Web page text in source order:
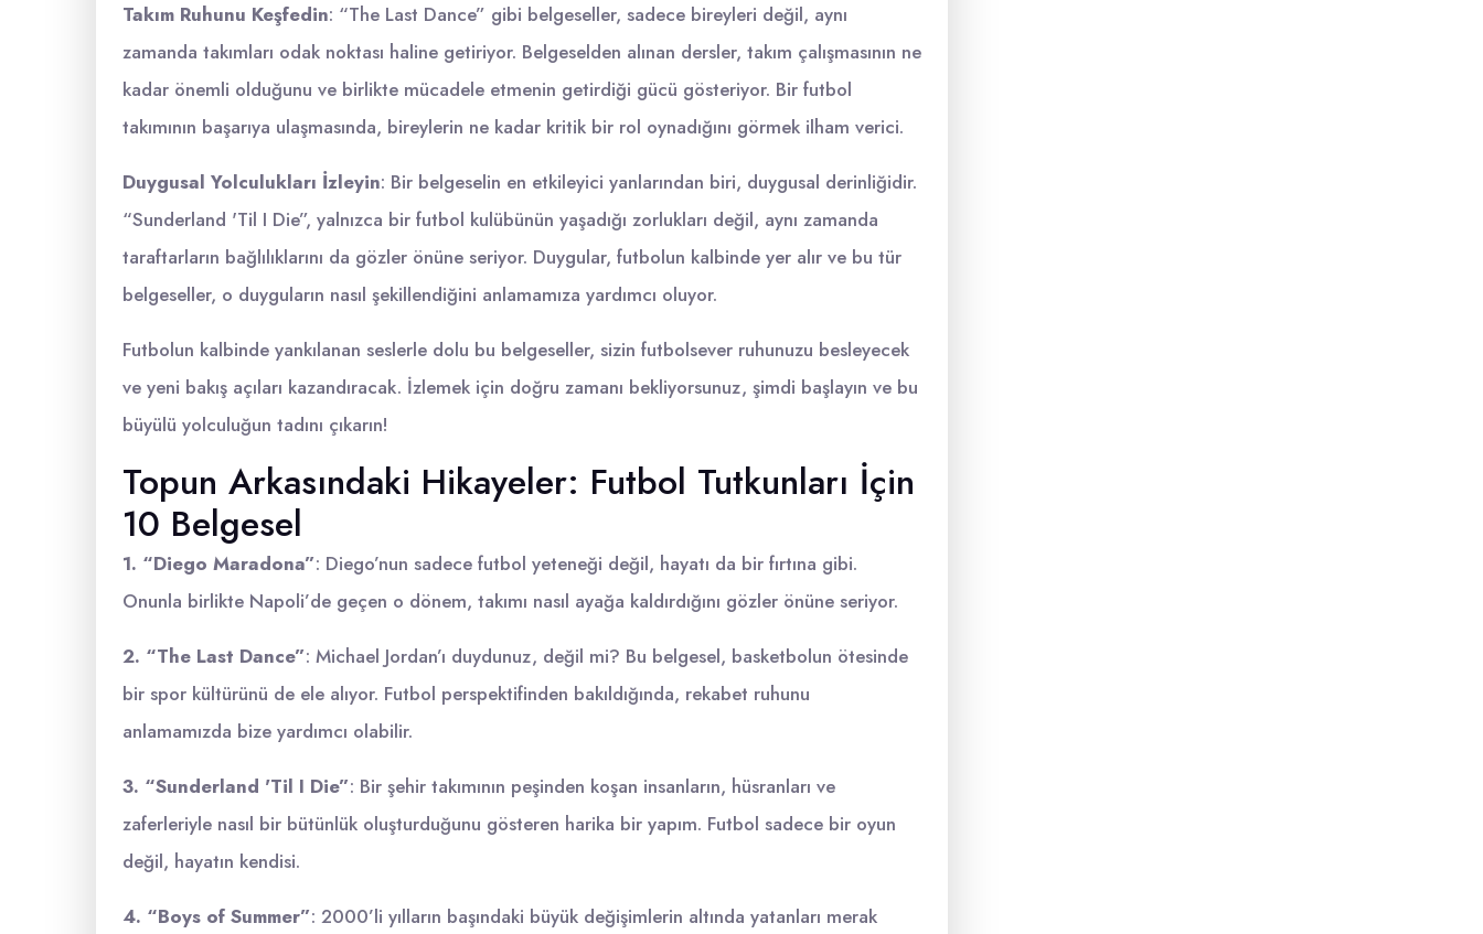
Takım Ruhunu Keşfedin: “The Last Dance” gibi belgeseller, sadece bireyleri değil, aynı
zamanda takımları odak noktası haline getiriyor. Belgeselden alınan dersler, takım çalışmasının ne
kadar önemli olduğunu ve birlikte mücadele etmenin getirdiği gücü gösteriyor. Bir futbol
takımının başarıya ulaşmasında, bireylerin ne kadar kritik bir rol oynadığını görmek ilham verici.
Duygusal Yolculukları İzleyin: Bir belgeselin en etkileyici yanlarından biri, duygusal derinliğidir.
“Sunderland 'Til I Die”, yalnızca bir futbol kulübünün yaşadığı zorlukları değil, aynı zamanda
taraftarların bağlılıklarını da gözler önüne seriyor. Duygular, futbolun kalbinde yer alır ve bu tür
belgeseller, o duyguların nasıl şekillendiğini anlamamıza yardımcı oluyor.
Futbolun kalbinde yankılanan seslerle dolu bu belgeseller, sizin futbolsever ruhunuzu besleyecek
ve yeni bakış açıları kazandıracak. İzlemek için doğru zamanı bekliyorsunuz, şimdi başlayın ve bu
büyülü yolculuğun tadını çıkarın!
Topun Arkasındaki Hikayeler: Futbol Tutkunları İçin
10 Belgesel
1. “Diego Maradona”: Diego’nun sadece futbol yeteneği değil, hayatı da bir fırtına gibi.
Onunla birlikte Napoli’de geçen o dönem, takımı nasıl ayağa kaldırdığını gözler önüne seriyor.
2. “The Last Dance”: Michael Jordan’ı duydunuz, değil mi? Bu belgesel, basketbolun ötesinde
bir spor kültürünü de ele alıyor. Futbol perspektifinden bakıldığında, rekabet ruhunu
anlamamızda bize yardımcı olabilir.
3. “Sunderland 'Til I Die”: Bir şehir takımının peşinden koşan insanların, hüsranları ve
zaferleriyle nasıl bir bütünlük oluşturduğunu gösteren harika bir yapım. Futbol sadece bir oyun
değil, hayatın kendisi.
4. “Boys of Summer”: 2000’li yılların başındaki büyük değişimlerin altında yatanları merak